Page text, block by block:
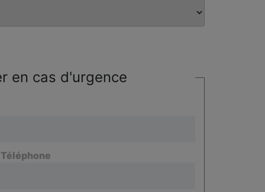
en cas d'urgence